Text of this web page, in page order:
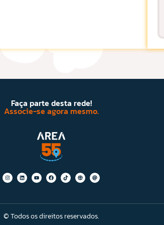
Faça parte desta rede!
Associe-se agora mesmo.
© Todos os direitos reservados.